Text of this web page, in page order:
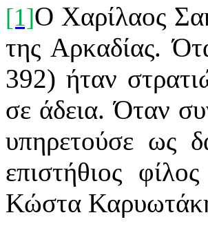
[1]Ο Χαρίλαος
της Αρκαδίας.
392) ήταν
σε άδεια. Όταν
υπηρετούσε ως
επιστήθιος
Κώστα